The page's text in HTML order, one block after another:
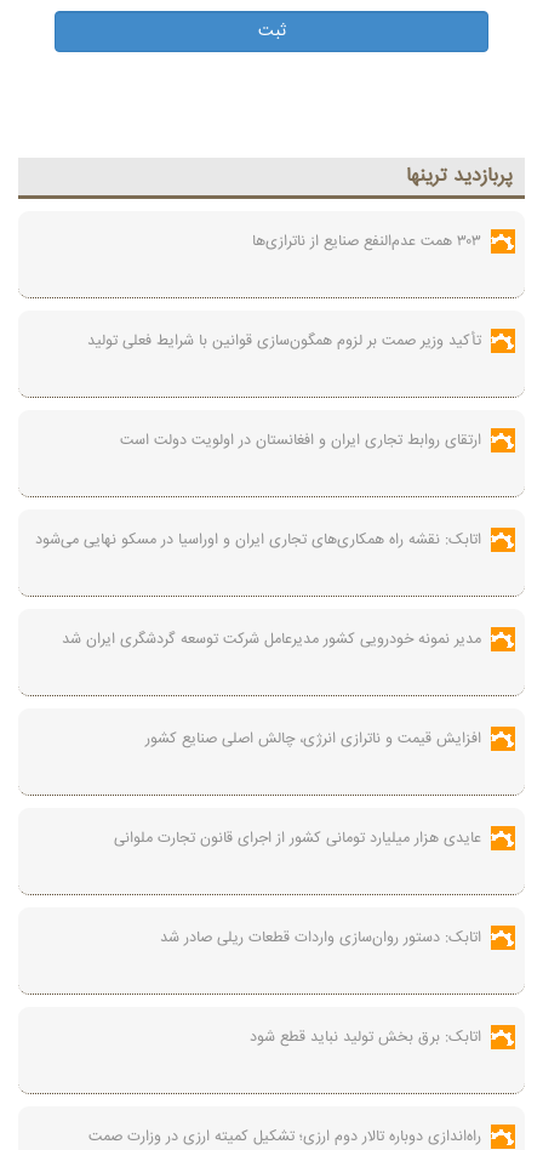
پربازديد ترينها
۳۰۳ همت عدم‌النفع صنایع از ناترازی‌ها
تأکید وزیر صمت بر لزوم همگون‌سازی قوانین با شرایط فعلی تولید
ارتقای روابط تجاری ایران و افغانستان در اولویت دولت است
اتابک: نقشه راه همکاری‌های تجاری ایران و اوراسیا در مسکو نهایی می‌شود
مدیر نمونه خودرویی کشور مدیرعامل شرکت توسعه گردشگری ایران شد
افزایش قیمت و ناترازی انرژی، چالش اصلی صنایع کشور
عایدی هزار میلیارد تومانی کشور از اجرای قانون تجارت ملوانی
اتابک: دستور روان‌سازی واردات قطعات ریلی صادر شد
اتابک: برق بخش تولید نباید قطع شود
راه‌اندازی دوباره تالار دوم ارزی؛ تشکیل کمیته ارزی در وزارت صمت